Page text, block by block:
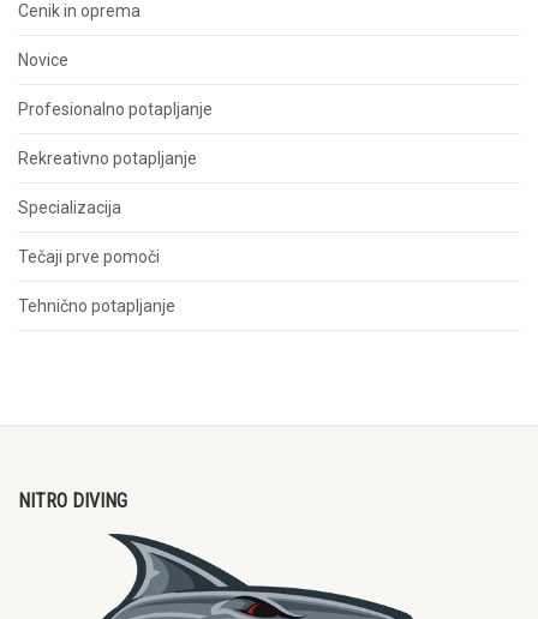
Cenik in oprema
Novice
Profesionalno potapljanje
Rekreativno potapljanje
Specializacija
Tečaji prve pomoči
Tehnično potapljanje
NITRO DIVING